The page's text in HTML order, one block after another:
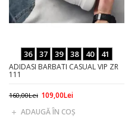
36 37 39 38 40 41
ADIDASI BARBATI CASUAL VIP ZR
111
160,00Lei 109,00Lei
ADAUGĂ ÎN COŞ